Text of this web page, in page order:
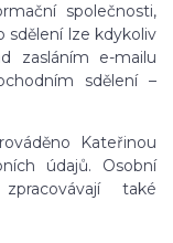
společnosti,
sdělení lze kdykoliv
zasláním e-mailu
sdělení –
Kateřinou
údajů. Osobní
také